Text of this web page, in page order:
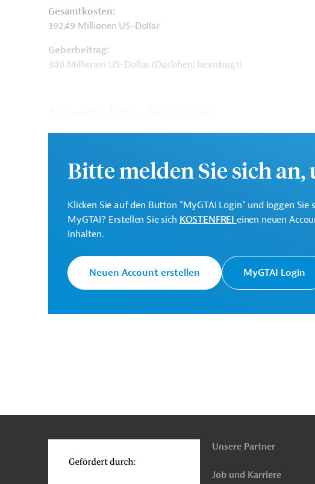
Gesamtkosten:
392,49 Millionen US-Dollar
Geberbeitrag:
300 Millionen US-Dollar (Darlehen; beantragt)
Investitionsbank (AIIB)
Ziel der AIIB ist die nachhaltige
Management Group Co.,
Ltd.
Projektträger
Bitte melden Sie sich
Klicken Sie auf den Button "MyGTAI Login" und loggen
MyGTAI? Erstellen Sie sich KOSTENFREI einen neuen
Inhalten.
Neuen Account erstellen MyGTAI Login
oben
Unsere Partner
Job und Karriere